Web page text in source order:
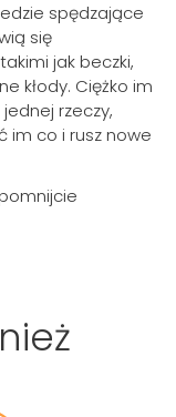
spędzające
się
jak beczki,
kłody. Ciężko im
rzeczy,
im co i rusz nowe